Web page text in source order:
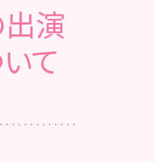
出演
て